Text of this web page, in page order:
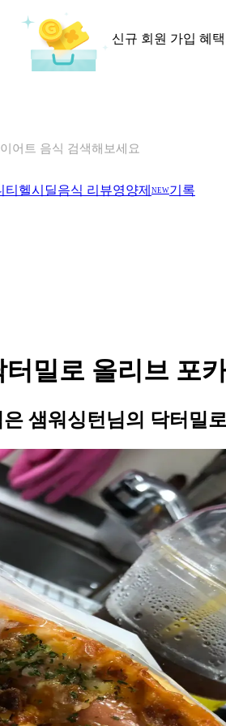
신규 회원 가입 혜
어트 음식 검색해보세요
티 헬시딜음식 리뷰영양제 NEW기록
밀로 올리브 포
샘워싱턴님의 닥터밀